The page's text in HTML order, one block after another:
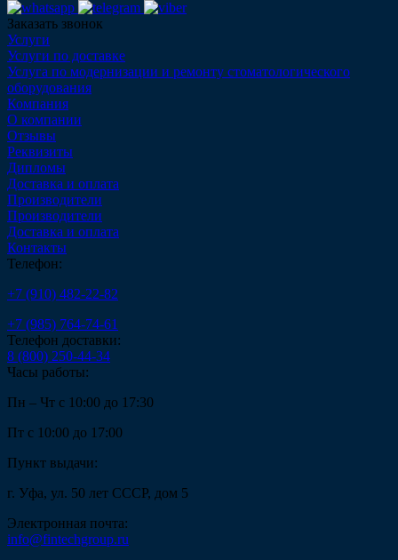
Заказать звонок
Услуги
Услуги по доставке
Услуга по модернизации и ремонту стоматологического
оборудования
Компания
О компании
Отзывы
Реквизиты
Дипломы
Доставка и оплата
Производители
Производители
Доставка и оплата
Контакты
Телефон:
+7 (910) 482-22-82
+7 (985) 764-74-61
Телефон доставки:
8 (800) 250-44-34
Часы работы:
Пн – Чт с 10:00 до 17:30
Пт с 10:00 до 17:00
Пункт выдачи:
г. Уфа, ул. 50 лет СССР, дом 5
Электронная почта:
info@fintechgroup.ru